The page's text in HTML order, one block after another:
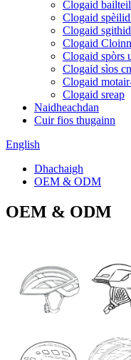
Clogaid
Clogaid
Clogaid
Clogaid
Clogaid spòrs
Clogaid sìos
Clogaid
Clogaid sreap
Naidheachdan
Cuir fios thugainn
English
Dhachaigh
OEM & ODM
OEM & ODM